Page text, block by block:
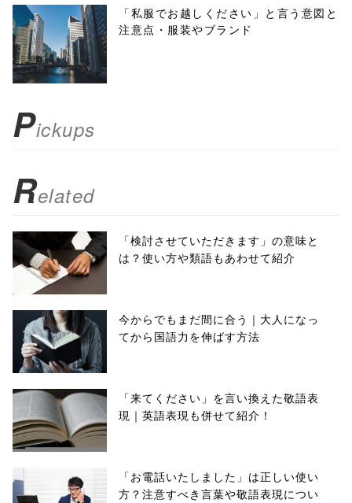
menubar=no,
toolbar=no,
scrollbars=yes'
false;"> シェア
「私服でお越しください」と言う意図と
注意点・服装やブランド
Pickups
Related
「検討させていただきます」の意味と
は？使い方や類語もあわせて紹介
今からでもまだ間に合う｜大人になっ
てから国語力を伸ばす方法
「来てください」を言い換えた敬語表
現｜英語表現も併せて紹介！
「お電話いたしました」は正しい使い
方？注意すべき言葉や敬語表現につい